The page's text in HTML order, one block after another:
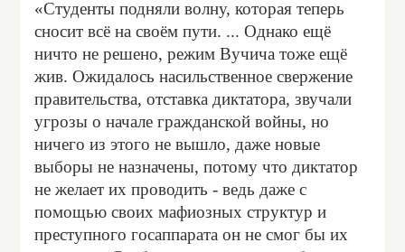
«Студенты подняли волну, которая теперь
сносит всё на своём пути. ... Однако ещё
ничто не решено, режим Вучича тоже ещё
жив. Ожидалось насильственное свержение
правительства, отставка диктатора, звучали
угрозы о начале гражданской войны, но
ничего из этого не вышло, даже новые
выборы не назначены, потому что диктатор
не желает их проводить - ведь даже с
помощью своих мафиозных структур и
преступного госаппарата он не смог бы их